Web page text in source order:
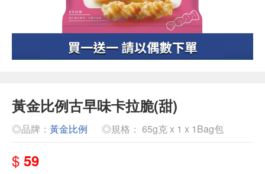
黃金比例古早味卡拉脆(甜)
◎品牌： 黃金比例 ◎規格： 65g克 x 1 x 1Bag包
$ 59